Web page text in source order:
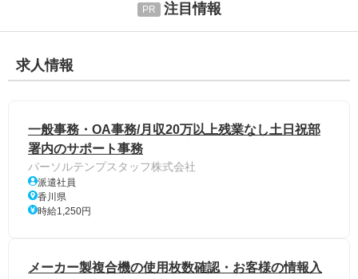
注目情報
求人情報
一般事務・OA事務/月収20万以上残業なし土日祝部
署内のサポート事務
パーソルテンプスタッフ株式会社
派遣社員
香川県
時給1,250円
メーカー製複合機の使用枚数確認・お客様の情報入